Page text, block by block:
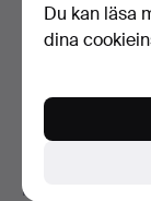
Vi skickar med
Auctionet
Press
Du kan läsa
dina